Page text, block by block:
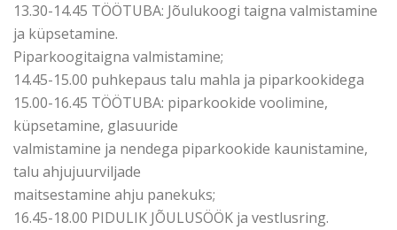
13.30-14.45 TÖÖTUBA: Jõulukoogi taigna valmistamine
ja küpsetamine.
Piparkoogitaigna valmistamine;
14.45-15.00 puhkepaus talu mahla ja piparkookidega
15.00-16.45 TÖÖTUBA: piparkookide voolimine,
küpsetamine, glasuuride
valmistamine ja nendega piparkookide kaunistamine,
talu ahjujuurviljade
maitsestamine ahju panekuks;
16.45-18.00 PIDULIK JÕULUSÖÖK ja vestlusring.